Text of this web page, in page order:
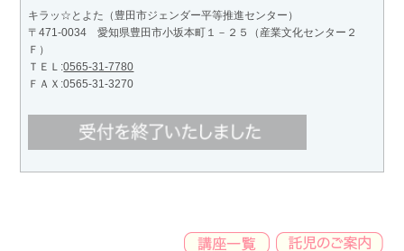
キラッ☆とよた（豊田市ジェンダー平等推進センター）
〒471-0034 愛知県豊田市小坂本町１－２５（産業文化センター２
Ｆ）
ＴＥＬ:0565-31-7780
ＦＡＸ:0565-31-3270